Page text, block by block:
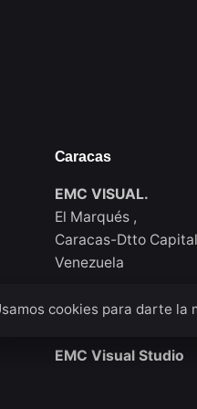
Caracas
EMC VISUAL.
El Marqués ,
Caracas-Dtto Capital
Venezuela
New York
EMC Visual Studio
cookies para darte la